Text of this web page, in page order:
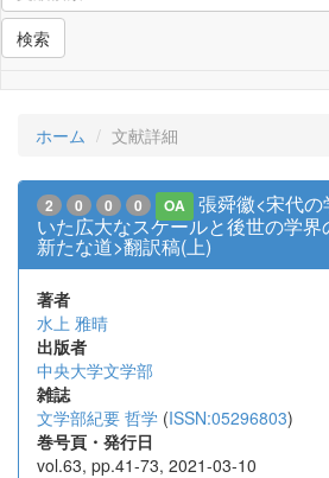
検索
ホーム 文献詳細
2 0 0 0 OA
張舜徽<宋代
いた広大なスケールと後世の学
新たな道>翻訳稿(上)
著者
水上 雅晴
出版者
中央大学文学部
雑誌
文学部紀要 哲学 (ISSN:05296803)
巻号頁・発行日
vol.63, pp.41-73, 2021-03-10